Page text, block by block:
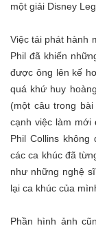
một giải Disney
Việc tái phát hành
Phil đã khiến
được ông lên kế
quá khứ huy
(một câu trong
cạnh việc làm mới
Phil Collins
các ca khúc đã
như những nghệ
lại ca khúc của
Phần hình ảnh